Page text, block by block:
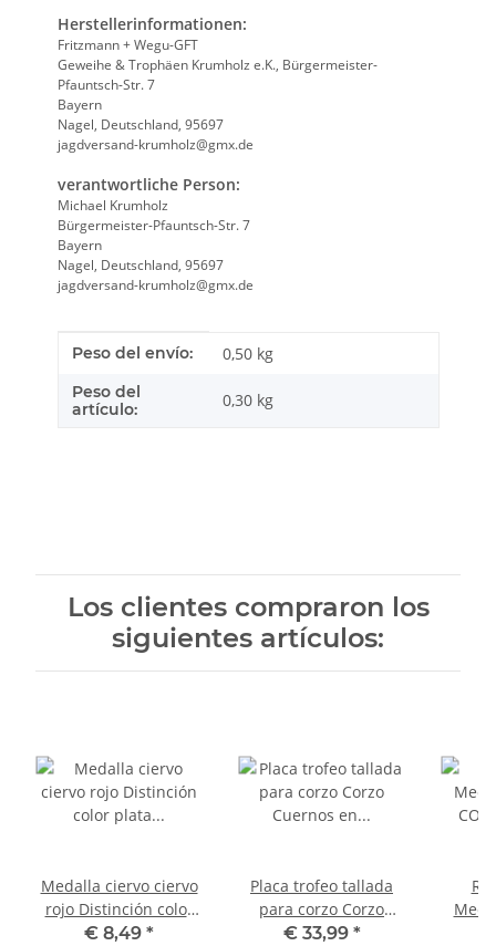
Herstellerinformationen:
Fritzmann + Wegu-GFT
Geweihe & Trophäen Krumholz e.K., Bürgermeister-
Pfauntsch-Str. 7
Bayern
Nagel, Deutschland, 95697
jagdversand-krumholz@gmx.de
verantwortliche Person:
Michael Krumholz
Bürgermeister-Pfauntsch-Str. 7
Bayern
Nagel, Deutschland, 95697
jagdversand-krumholz@gmx.de
Característica del producto
valor
Peso del envío: 0,50 kg
Peso del
artículo:
0,30 kg
Los clientes compraron los
siguientes artículos:
Medalla ciervo ciervo
rojo Distinción color
plata Premio
€ 8,49 *
Placa trofeo tallada
para corzo Corzo
Cuernos en marrón
€ 33,99 *